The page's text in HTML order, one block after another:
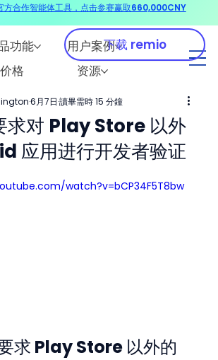
功能
用户案例
价格
资源
下载 remio
对 Play Store 以外
应用进行开发者验证
6月7日 讀畢需時 15 分鐘
watch?v=bCP34F5T8bw
求 Play Store 以外的
方合作智能体工具，点击参赛赢取660,000CNY